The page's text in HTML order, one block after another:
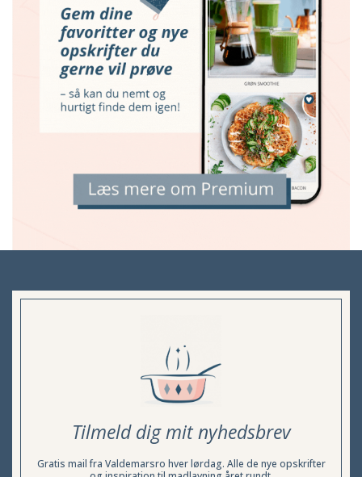
Tilmeld dig mit nyhedsbrev
Gratis mail fra Valdemarsro hver lørdag. Alle de nye opskrifter